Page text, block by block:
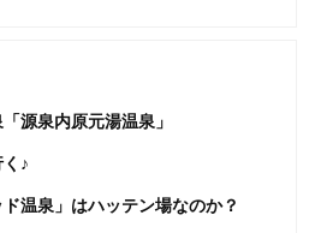
源泉内原元湯温泉」
♪
温泉」はハッテン場なのか？